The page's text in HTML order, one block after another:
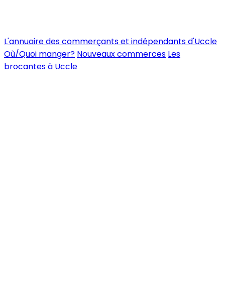
L'annuaire des commerçants et indépendants d'Uccle
Où/Quoi manger? Nouveaux commerces Les
brocantes à Uccle